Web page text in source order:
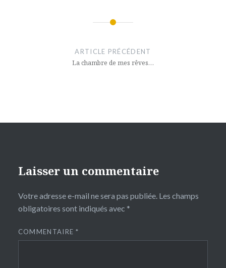
ARTICLE PRÉCÉDENT
La chambre de mes rêves…
Laisser un commentaire
Votre adresse e-mail ne sera pas publiée. Les champs
obligatoires sont indiqués avec *
COMMENTAIRE*